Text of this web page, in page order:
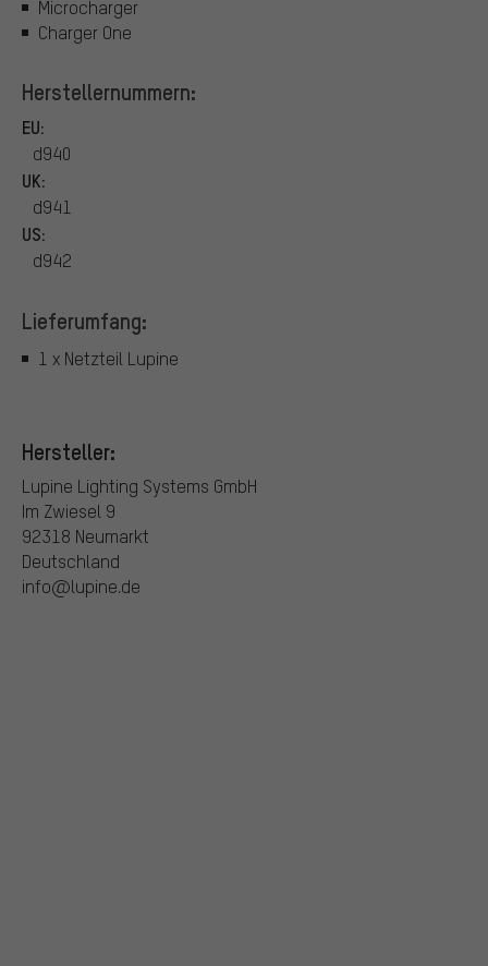
Microcharger
Charger One
Herstellernummern:
EU:
d940
UK:
d941
US:
d942
Lieferumfang:
1 x Netzteil Lupine
Hersteller:
Lupine Lighting Systems GmbH
Im Zwiesel 9
92318 Neumarkt
Deutschland
info@lupine.de